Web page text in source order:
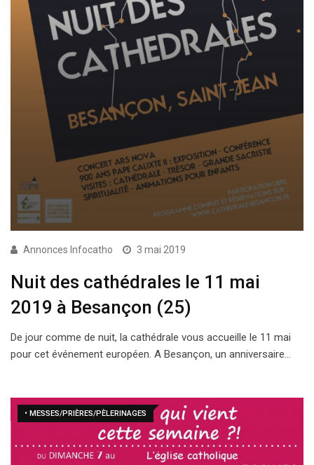
Annonces Infocatho 3 mai 2019
Nuit des cathédrales le 11 mai
2019 à Besançon (25)
De jour comme de nuit, la cathédrale vous accueille le 11 mai
pour cet événement européen. A Besançon, un anniversaire…
• MESSES/PRIÈRES/PÈLERINAGES